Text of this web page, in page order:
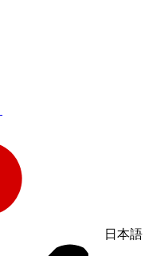
日本語